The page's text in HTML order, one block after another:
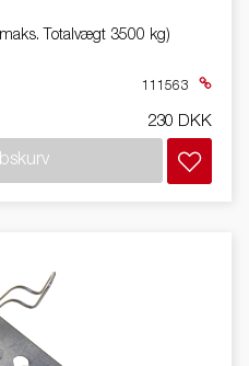
Totalvægt 3500 kg)
111563
230 DKK